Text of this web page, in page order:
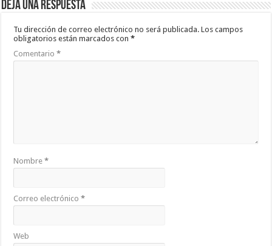
Deja una respuesta
Tu dirección de correo electrónico no será publicada. Los campos
obligatorios están marcados con*
Comentario*
Nombre*
Correo electrónico*
Web